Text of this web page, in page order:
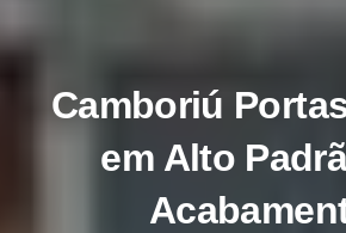
Camboriú
em Alto